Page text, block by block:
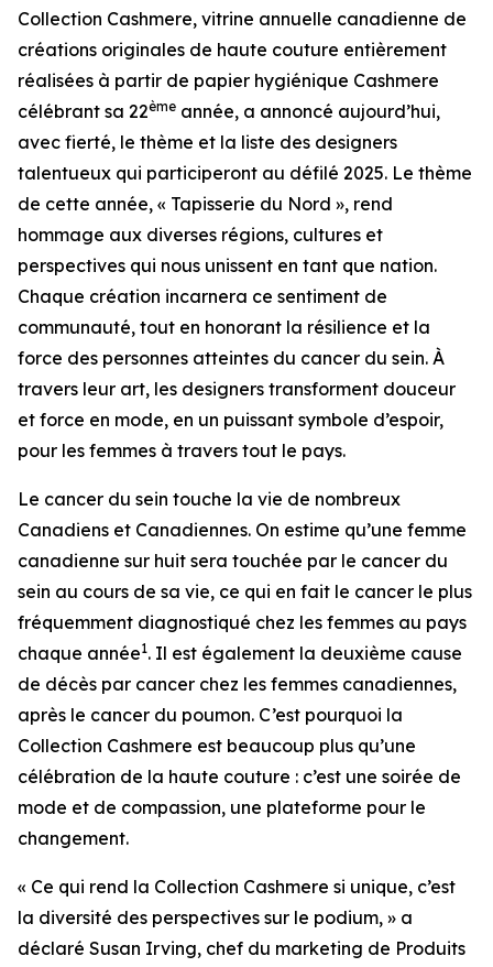
Collection Cashmere, vitrine annuelle canadienne de
créations originales de haute couture entièrement
réalisées à partir de papier hygiénique Cashmere
célébrant sa 22ème année, a annoncé aujourd’hui,
avec fierté, le thème et la liste des designers
talentueux qui participeront au défilé 2025. Le thème
de cette année, « Tapisserie du Nord », rend
hommage aux diverses régions, cultures et
perspectives qui nous unissent en tant que nation.
Chaque création incarnera ce sentiment de
communauté, tout en honorant la résilience et la
force des personnes atteintes du cancer du sein. À
travers leur art, les designers transforment douceur
et force en mode, en un puissant symbole d’espoir,
pour les femmes à travers tout le pays.
Le cancer du sein touche la vie de nombreux
Canadiens et Canadiennes. On estime qu’une femme
canadienne sur huit sera touchée par le cancer du
sein au cours de sa vie, ce qui en fait le cancer le plus
fréquemment diagnostiqué chez les femmes au pays
chaque année1. Il est également la deuxième cause
de décès par cancer chez les femmes canadiennes,
après le cancer du poumon. C’est pourquoi la
Collection Cashmere est beaucoup plus qu’une
célébration de la haute couture : c’est une soirée de
mode et de compassion, une plateforme pour le
changement.
« Ce qui rend la Collection Cashmere si unique, c’est
la diversité des perspectives sur le podium, » a
déclaré Susan Irving, chef du marketing de Produits